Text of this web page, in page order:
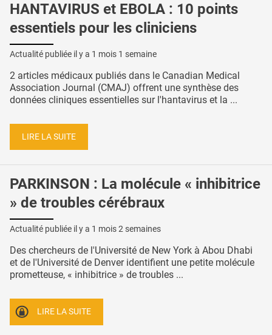
HANTAVIRUS et EBOLA : 10 points
essentiels pour les cliniciens
Actualité publiée il y a 1 mois 1 semaine
2 articles médicaux publiés dans le Canadian Medical
Association Journal (CMAJ) offrent une synthèse des
données cliniques essentielles sur l'hantavirus et la ...
LIRE LA SUITE
PARKINSON : La molécule « inhibitrice
» de troubles cérébraux
Actualité publiée il y a 1 mois 2 semaines
Des chercheurs de l'Université de New York à Abou Dhabi
et de l'Université de Denver identifient une petite molécule
prometteuse, « inhibitrice » de troubles ...
LIRE LA SUITE